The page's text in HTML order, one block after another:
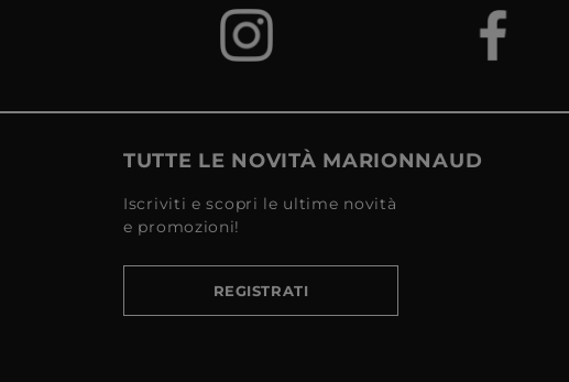
TUTTE LE NOVITÀ MARIONNAUD
Iscriviti e scopri le ultime novità
e promozioni!
REGISTRATI